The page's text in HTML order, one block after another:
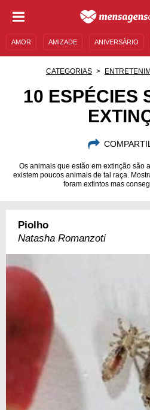
AMOR AMIZADE ANIVERSÁRIO
MENSAGENS
CATEGORIAS
10 ESPÉCIES
Os animais que estão em extinção são
existem poucos animais de tal raça.
foram extintos mas
Piolho
Natasha Romanzoti